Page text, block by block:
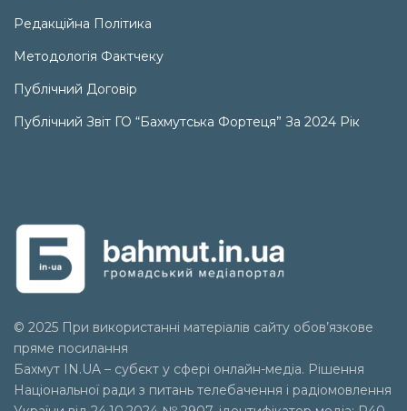
Редакційна Політика
Методологія Фактчеку
Публічний Договір
Публічний Звіт ГО “Бахмутська Фортеця” За 2024 Рік
© 2025 При використанні матеріалів сайту обов’язкове
пряме посилання
Бахмут IN.UA – субєкт у сфері онлайн-медіа. Рішення
Національної ради з питань телебачення і радіомовлення